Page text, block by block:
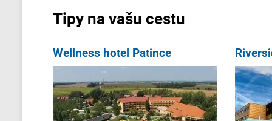
Tipy na vašu cestu
Wellness hotel Patince